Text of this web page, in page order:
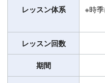
レッスン体系
※時
レッスン回数
期間